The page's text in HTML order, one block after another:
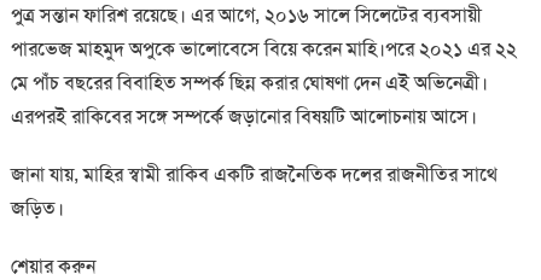
পুত্র সন্তান ফারিশ রয়েছে। এর আগে, ২০১৬ সালে সিলেটের ব্যবসায়ী
পারভেজ মাহমুদ অপুকে ভালোবেসে বিয়ে করেন মাহি।পরে ২০২১ এর ২২
মে পাঁচ বছরের বিবাহিত সম্পর্ক ছিন্ন করার ঘোষণা দেন এই অভিনেত্রী।
এরপরই রাকিবের সঙ্গে সম্পর্কে জড়ানোর বিষয়টি আলোচনায় আসে।
জানা যায়, মাহির স্বামী রাকিব একটি রাজনৈতিক দলের রাজনীতির সাথে
জড়িত।
শেয়ার করুন